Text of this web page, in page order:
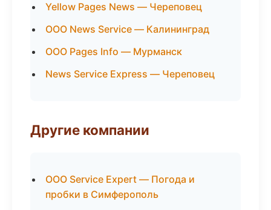
Yellow Pages News — Череповец
ООО News Service — Калининград
ООО Pages Info — Мурманск
News Service Express — Череповец
Другие компании
ООО Service Expert — Погода и
пробки в Симферополь